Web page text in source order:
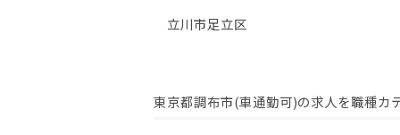
立川市足立区
東京都調布市(車通勤可)の求人を職種カ